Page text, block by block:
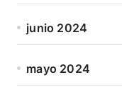
junio 2024
mayo 2024